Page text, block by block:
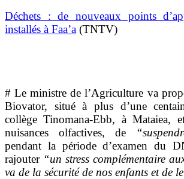
Déchets : de nouveaux points
installés à Faa’a (TNTV)
# Le ministre de l’Agriculture va
Biovator, situé à plus d’une
collège Tinomana-Ebb, à Mataiea,
nuisances olfactives, de
pendant la période d’examen du
rajouter “un stress complémentaire
va de la sécurité de nos enfants et de